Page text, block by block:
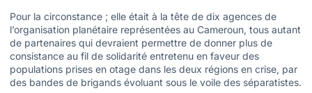
Pour la circonstance ; elle était à la tête de dix agences de
l’organisation planétaire représentées au Cameroun, tous autant
de partenaires qui devraient permettre de donner plus de
consistance au fil de solidarité entretenu en faveur des
populations prises en otage dans les deux régions en crise, par
des bandes de brigands évoluant sous le voile des séparatistes.